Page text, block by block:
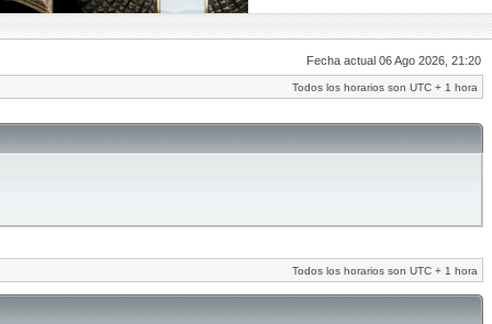
Fecha actual 06 Ago 2026, 21:20
Todos los horarios son UTC + 1 hora
Todos los horarios son UTC + 1 hora